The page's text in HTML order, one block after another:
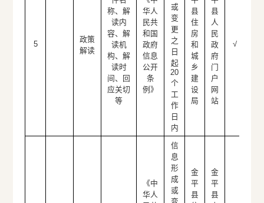
5
政策
解读
称、解
读内
容、解
读机
构、解
读时
间、回
应关切
等
华人
民共
和国
政府
信息
公开
条
例》
或
变
更
之
日
起
20
个
工
作
日
内
县
住
房
和
城
乡
建
设
局
县
人
民
政
府
门
户
网
站
√
《中
华人
信
息
形
成
或
金
平
县
金
平
县